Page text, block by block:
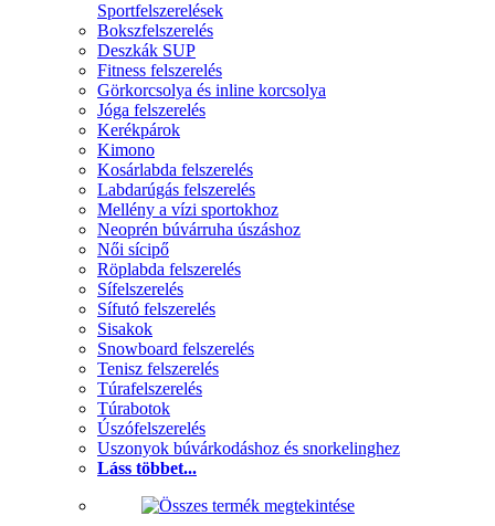
Sportfelszerelések
Bokszfelszerelés
Deszkák SUP
Fitness felszerelés
Görkorcsolya és inline korcsolya
Jóga felszerelés
Kerékpárok
Kimono
Kosárlabda felszerelés
Labdarúgás felszerelés
Mellény a vízi sportokhoz
Neoprén búvárruha úszáshoz
Női sícipő
Röplabda felszerelés
Sífelszerelés
Sífutó felszerelés
Sisakok
Snowboard felszerelés
Tenisz felszerelés
Túrafelszerelés
Túrabotok
Úszófelszerelés
Uszonyok búvárkodáshoz és snorkelinghez
Láss többet...